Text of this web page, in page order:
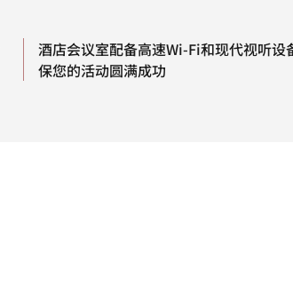
酒店会议室配备高速Wi-Fi和现代视听设
保您的活动圆满成功